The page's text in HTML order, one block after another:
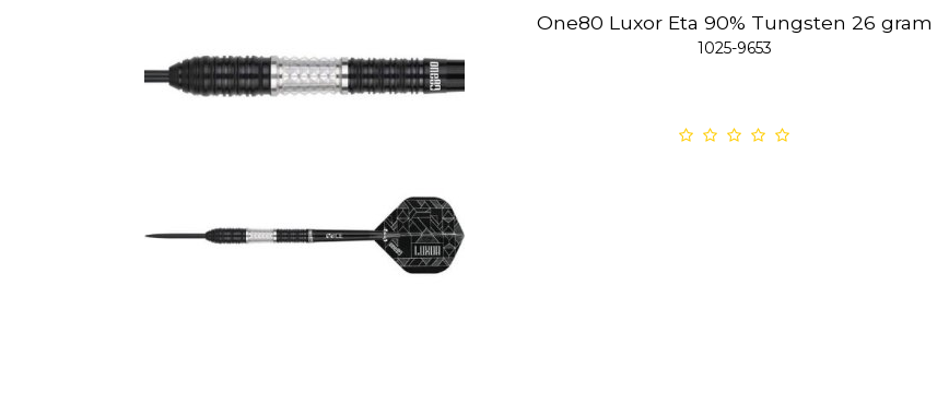
One80 Luxor Eta 90% Tungsten 26 gram
1025-9653